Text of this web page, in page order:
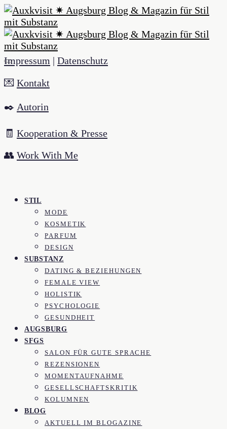
Impressum | Datenschutz
💌 Kontakt
✒️ Autorin
🧾 Kooperation & Presse
👥 Work With Me
STIL
MODE
KOSMETIK
PARFUM
DESIGN
SUBSTANZ
DATING & BEZIEHUNGEN
FEMALE VIEW
HOLISTIK
PSYCHOLOGIE
GESUNDHEIT
AUGSBURG
SFGS
SALON FÜR GUTE SPRACHE
REZENSIONEN
MOMENTAUFNAHME
GESELLSCHAFTSKRITIK
KOLUMNEN
BLOG
AKTUELL IM BLOGAZINE